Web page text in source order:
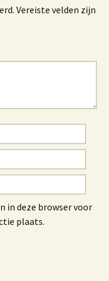
Vereiste velden zijn
in deze browser voor
plaats.